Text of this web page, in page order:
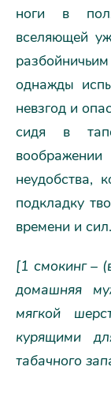
ноги в
вселяющей
однажды
невзгод и
сидя в
воображении
неудобства,
подкладку
времени и сил.
[1 смокинг –
домашняя
мягкой
курящими
табачного